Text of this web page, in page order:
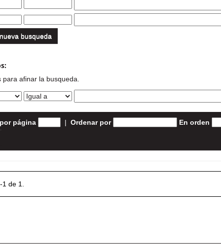
busqueda
para afinar la busqueda.
página | Ordenar por En orden
de 1.